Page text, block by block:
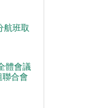
航班取
體會議
合會